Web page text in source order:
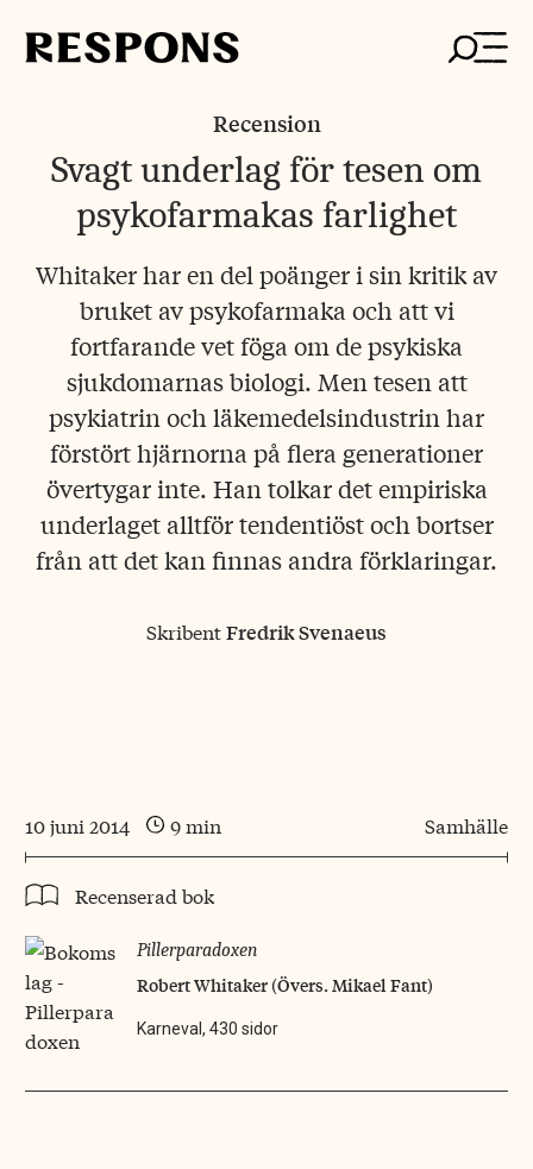
Recension
Svagt underlag för tesen om
psykofarmakas farlighet
Whitaker har en del poänger i sin kritik av
bruket av psykofarmaka och att vi
fortfarande vet föga om de psykiska
sjukdomarnas biologi. Men tesen att
psykiatrin och läkemedelsindustrin har
förstört hjärnorna på flera generationer
övertygar inte. Han tolkar det empiriska
underlaget alltför tendentiöst och bortser
från att det kan finnas andra förklaringar.
SkribentFredrik Svenaeus
10 juni 2014 9 min Samhälle
Recenserad bok
Pillerparadoxen
Robert Whitaker (Övers. Mikael Fant)
Karneval, 430 sidor